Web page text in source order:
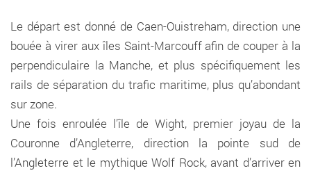
Le départ est donné de Caen-Ouistreham, direction une
bouée à virer aux îles Saint-Marcouff afin de couper à la
perpendiculaire la Manche, et plus spécifiquement les
rails de séparation du trafic maritime, plus qu’abondant
sur zone.
Une fois enroulée l’île de Wight, premier joyau de la
Couronne d’Angleterre, direction la pointe sud de
l’Angleterre et le mythique Wolf Rock, avant d’arriver en